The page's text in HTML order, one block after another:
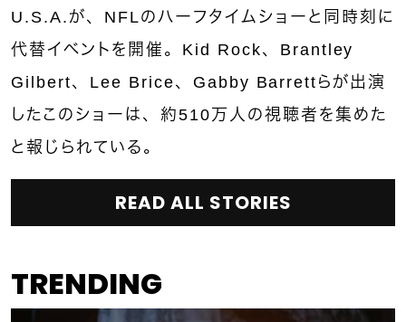
U.S.A.が、NFLのハーフタイムショーと同時刻に
代替イベントを開催。Kid Rock、Brantley
Gilbert、Lee Brice、Gabby Barrettらが出演
したこのショーは、約510万人の視聴者を集めた
と報じられている。
READ ALL STORIES
TRENDING